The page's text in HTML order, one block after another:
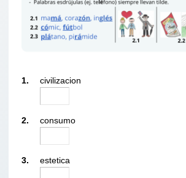
1. civilizacion
2. consumo
3. estetica